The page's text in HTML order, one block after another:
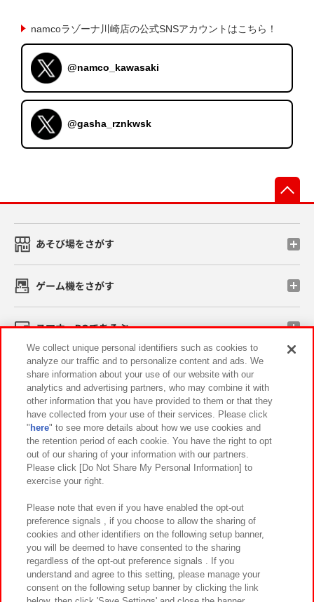
namcoラゾーナ川崎店の公式SNSアカウントはこちら！
@namco_kawasaki
@gasha_rznkwsk
あそび場をさがす
ゲーム機をさがす
スマホ・PCであそぶ
イベント・キャンペーン
関連会社 サステナビリティ サイトポリシー
プライバシーポリシー ウェブアクセシビリティ方針と検証結果
お取引先さまとともに
カスタマーハラスメント対応方針 よくあるご質問・お問い合わせ
We collect unique personal identifiers such as cookies to
analyze our traffic and to personalize content and ads. We
share information about your use of our website with our
analytics and advertising partners, who may combine it with
other information that you have provided to them or that they
have collected from your use of their services. Please click
" here" to see more details about how we use cookies and
the retention period of each cookie. You have the right to opt
out of our sharing of your information with our partners.
Please click [Do Not Share My Personal Information] to
exercise your right.
Please note that even if you have enabled the opt-out
preference signals , if you choose to allow the sharing of
cookies and other identifiers on the following setup banner,
you will be deemed to have consented to the sharing
regardless of the opt-out preference signals . If you
understand and agree to this setting, please manage your
consent on the following setup banner by clicking the link